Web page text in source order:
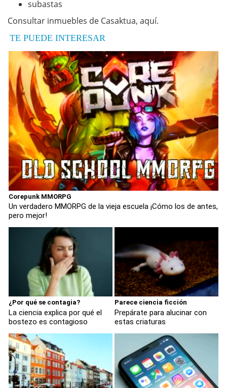
subastas
Consultar inmuebles de Casaktua, aquí.
TE PUEDE INTERESAR
Corepunk MMORPG
Un verdadero MMORPG de la vieja escuela ¡Cómo los de antes,
pero mejor!
¿Por qué se contagia?
La ciencia explica por qué el
bostezo es contagioso
Parece ciencia ficción
Prepárate para alucinar con
estas criaturas